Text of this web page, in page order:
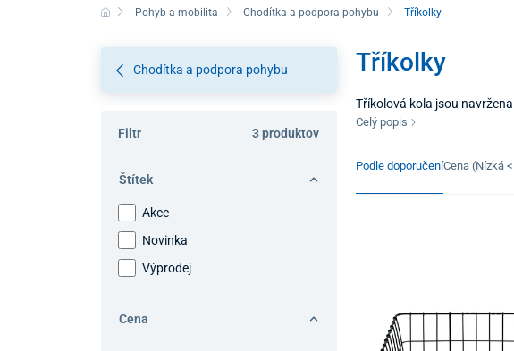
Pohyb a mobilita Chodítka a podpora pohybu Tříkolky
Chodítka a podpora pohybu
Filtr 3 produktov
Štítek
Akce
Novinka
Výprodej
Cena
Tříkolky
Tříkolová kola jsou
jako na klasickém kole.
Celý popis
Podle doporučeníCena (Nízká